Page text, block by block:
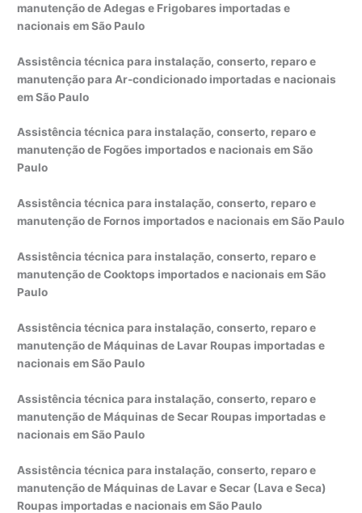
manutenção de Adegas e Frigobares importadas e
nacionais em São Paulo
Assistência técnica para instalação, conserto, reparo e
manutenção para Ar-condicionado importadas e nacionais
em São Paulo
Assistência técnica para instalação, conserto, reparo e
manutenção de Fogões importados e nacionais em São
Paulo
Assistência técnica para instalação, conserto, reparo e
manutenção de Fornos importados e nacionais em São Paulo
Assistência técnica para instalação, conserto, reparo e
manutenção de Cooktops importados e nacionais em São
Paulo
Assistência técnica para instalação, conserto, reparo e
manutenção de Máquinas de Lavar Roupas importadas e
nacionais em São Paulo
Assistência técnica para instalação, conserto, reparo e
manutenção de Máquinas de Secar Roupas importadas e
nacionais em São Paulo
Assistência técnica para instalação, conserto, reparo e
manutenção de Máquinas de Lavar e Secar (Lava e Seca)
Roupas importadas e nacionais em São Paulo